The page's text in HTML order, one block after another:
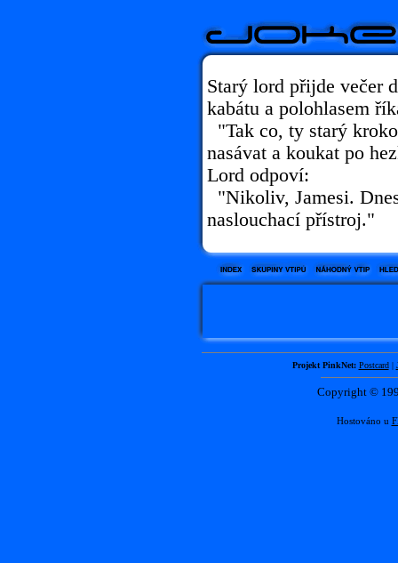
Starý lord přijde večer
kabátu a polohlasem
"Tak co, ty starý
nasávat a koukat po
Lord odpoví:
"Nikoliv, Jamesi.
naslouchací přístroj."
Projekt PinkNet: Postcard|
Copyright ©
Hostováno u